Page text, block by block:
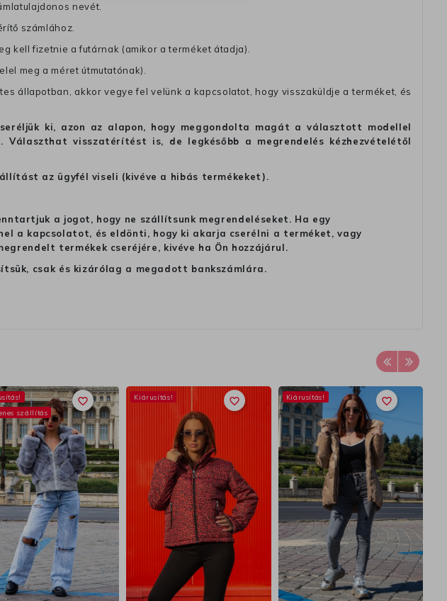
nevét.
számlához.
kell fizetnie a futárnak (amikor a terméket átadja).
meg a méret útmutatónak).
állapotban, akkor vegye fel velünk a kapcsolatot, hogy visszaküldje a terméket, és
ki, azon az alapon, hogy meggondolta magát a választott modellel
visszatérítést is, de legkésőbb a megrendelés kézhezvételétől
az ügyfél viseli (kivéve a hibás termékeket).
a jogot, hogy ne szállítsunk megrendeléseket. Ha egy
a kapcsolatot, és eldönti, hogy ki akarja cserélni a terméket, vagy
termékek cseréjére, kivéve ha Ön hozzájárul.
csak és kizárólag a megadott bankszámlára.
favorite_border
szállítás
favorite_border
Kiárusítás! favorite_border
Kiárusítás!